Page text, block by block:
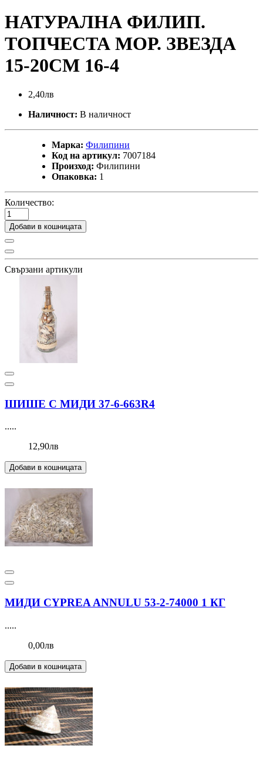
НАТУРАЛНА ФИЛИП.
ТОПЧЕСТА МОР. ЗВЕЗДА
15-20СМ 16-4
2,40лв
Наличност: В наличност
Марка: Филипини
Код на артикул: 7007184
Произход: Филипини
Опаковка: 1
Количество:
Добави в кошницата
Свързани артикули
ШИШЕ С МИДИ 37-6-663R4
.....
12,90лв
Добави в кошницата
МИДИ CYPREA ANNULU 53-2-74000 1 КГ
.....
0,00лв
Добави в кошницата